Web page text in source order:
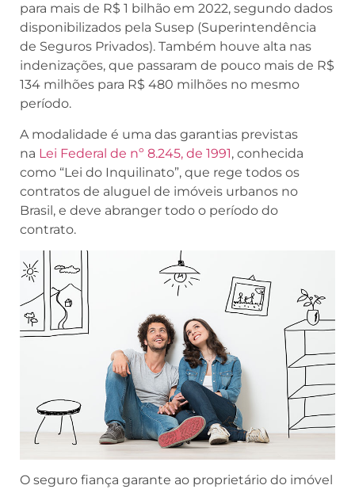
para mais de R$ 1 bilhão em 2022, segundo dados
disponibilizados pela Susep (Superintendência
de Seguros Privados). Também houve alta nas
indenizações, que passaram de pouco mais de R$
134 milhões para R$ 480 milhões no mesmo
período.
A modalidade é uma das garantias previstas
na Lei Federal de nº 8.245, de 1991, conhecida
como “Lei do Inquilinato”, que rege todos os
contratos de aluguel de imóveis urbanos no
Brasil, e deve abranger todo o período do
contrato.
O seguro fiança garante ao proprietário do imóvel